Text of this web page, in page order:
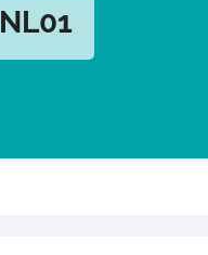
NL01